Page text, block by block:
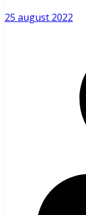
25 august 2022